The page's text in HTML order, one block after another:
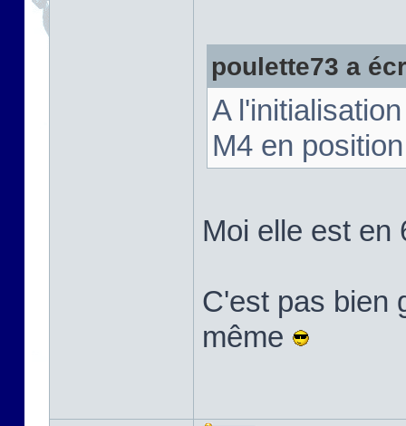
poulette73 a
A
M4 en
Moi elle est en
C'est pas bien
même